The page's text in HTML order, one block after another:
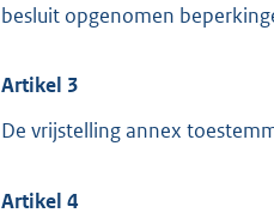
besluit opgenomen
Artikel 3
De vrijstelling annex
Artikel 4